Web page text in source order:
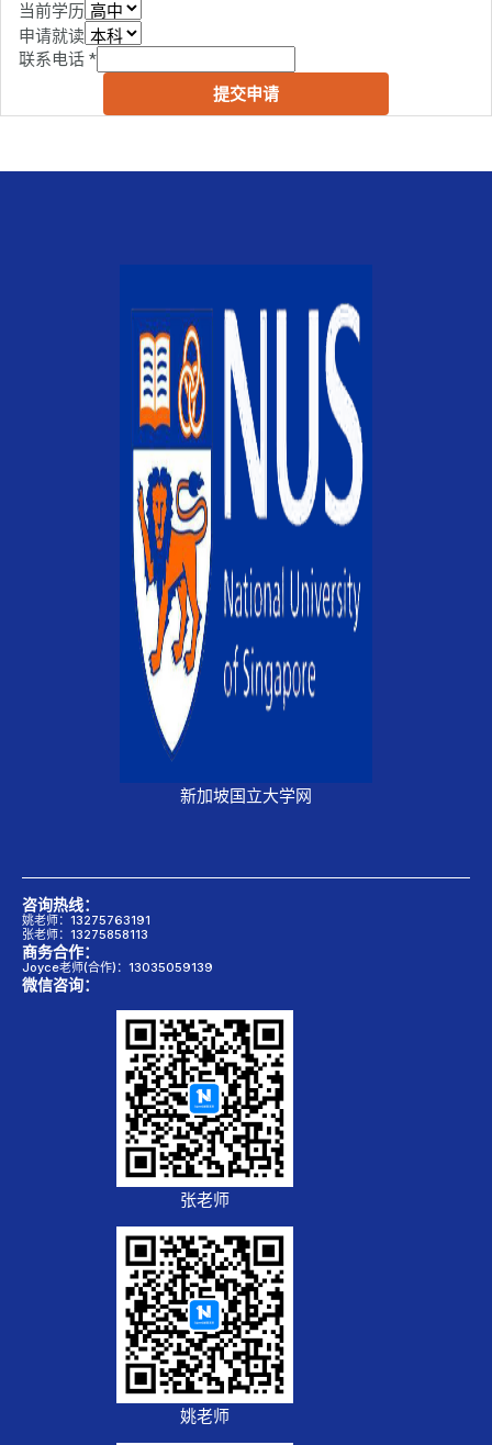
当前学历
申请就读
联系电话 *
提交申请
新加坡国立大学网
咨询热线：
姚老师：13275763191
张老师：13275858113
商务合作：
Joyce老师(合作)：13035059139
微信咨询：
张老师
姚老师